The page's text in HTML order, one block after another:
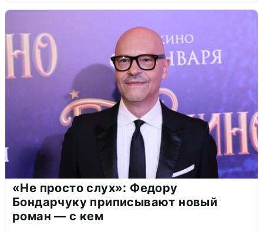
«Не просто слух»: Федору
Бондарчуку приписывают новый
роман — с кем